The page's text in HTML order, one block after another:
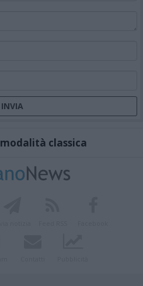
classica